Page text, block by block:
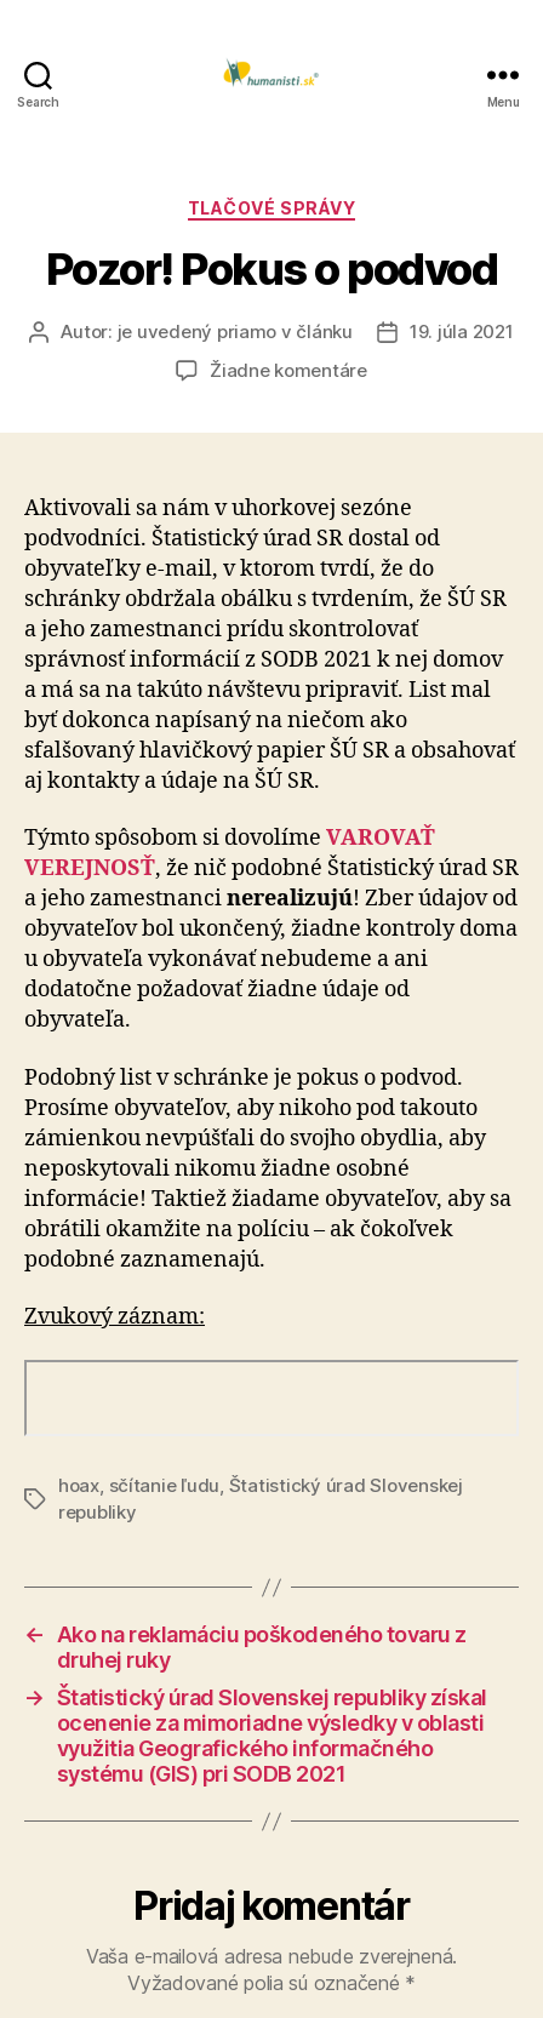
Search Menu
Kategórie
TLAČOVÉ SPRÁVY
Pozor! Pokus o podvod
AutorAutor: je uvedený priamo v článku
Dátum
19. júla 2021
Žiadne komentárena
Aktivovali sa nám v uhorkovej sezóne
podvodníci. Štatistický úrad SR dostal od
obyvateľky e-mail, v ktorom tvrdí, že do
schránky obdržala obálku s tvrdením, že ŠÚ SR
a jeho zamestnanci prídu skontrolovať
správnosť informácií z SODB 2021 k nej domov
a má sa na takúto návštevu pripraviť. List mal
byť dokonca napísaný na niečom ako
sfalšovaný hlavičkový papier ŠÚ SR a obsahovať
aj kontakty a údaje na ŠÚ SR.
Týmto spôsobom si dovolíme VAROVAŤ
VEREJNOSŤ, že nič podobné Štatistický úrad SR
a jeho zamestnancinerealizujú! Zber údajov od
obyvateľov bol ukončený, žiadne kontroly doma
u obyvateľa vykonávať nebudeme a ani
dodatočne požadovať žiadne údaje od
obyvateľa.
Podobný list v schránke je pokus o podvod.
Prosíme obyvateľov, aby nikoho pod takouto
zámienkou nevpúšťali do svojho obydlia, aby
neposkytovali nikomu žiadne osobné
informácie! Taktiež žiadame obyvateľov, aby sa
obrátili okamžite na políciu – ak čokoľvek
podobné zaznamenajú.
Zvukový záznam:
Značky
hoax, sčítanie ľudu, Štatistický úrad Slovenskej
republiky
← Ako na reklamáciu poškodeného tovaru z
druhej ruky
→ Štatistický úrad Slovenskej republiky získal
ocenenie za mimoriadne výsledky v oblasti
využitia Geografického informačného
systému (GIS) pri SODB 2021
Pridaj komentár
Vaša e-mailová adresa nebude zverejnená.
Vyžadované polia sú označené *